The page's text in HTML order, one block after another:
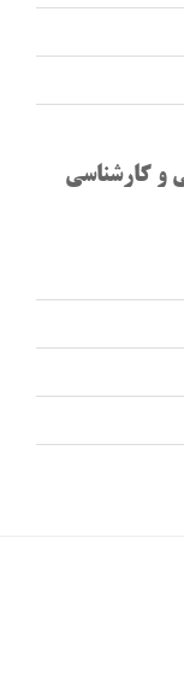
و کارشناسی